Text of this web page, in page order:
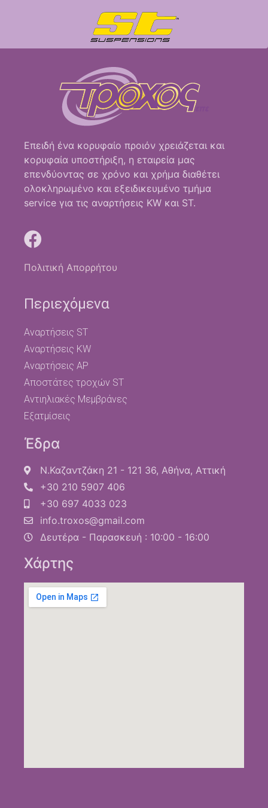
Επειδή ένα κορυφαίο προιόν χρειάζεται και
κορυφαία υποστήριξη, η εταιρεία μας
επενδύοντας σε χρόνο και χρήμα διαθέτει
ολοκληρωμένο και εξειδικευμένο τμήμα
service για τις αναρτήσεις KW και ST.
Πολιτική Απορρήτου
Περιεχόμενα
Αναρτήσεις ST
Αναρτήσεις KW
Αναρτήσεις AP
Αποστάτες τροχών ST
Αντιηλιακές Μεμβράνες
Εξατμίσεις
Έδρα
Ν.Καζαντζάκη 21 - 121 36, Αθήνα, Αττική
+30 210 5907 406
+30 697 4033 023
info.troxos@gmail.com
Δευτέρα - Παρασκευή : 10:00 - 16:00
Χάρτης